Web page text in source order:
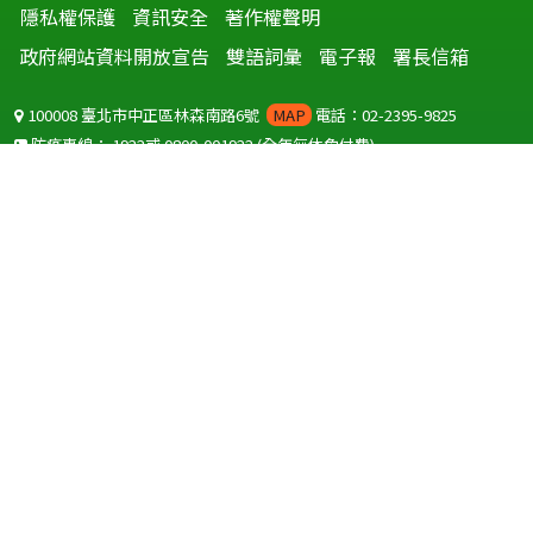
隱私權保護 資訊安全 著作權聲明
政府網站資料開放宣告
雙語詞彙 電子報 署長信箱
100008 臺北市中正區林森南路6號 MAP 電話：02-2395-9825
防疫專線：1922或0800-001922(全年無休免付費)